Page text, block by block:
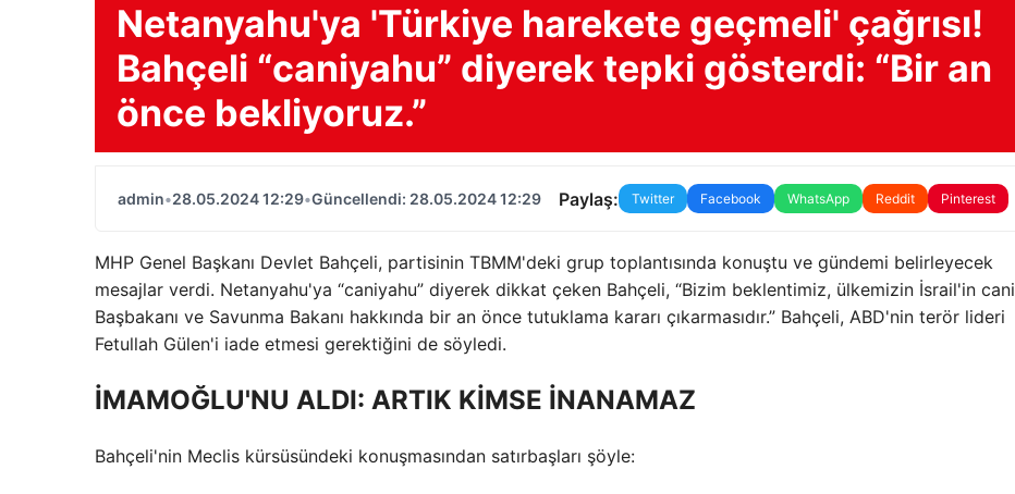
Netanyahu'ya 'Türkiye harekete geçmeli' çağrısı!
Bahçeli “caniyahu” diyerek tepki gösterdi: “Bir an
önce bekliyoruz.”
admin•28.05.2024 12:29•Güncellendi: 28.05.2024 12:29 Paylaş: Twitter Facebook WhatsApp Reddit Pinterest
MHP Genel Başkanı Devlet Bahçeli, partisinin TBMM'deki grup toplantısında konuştu ve gündemi belirleyecek
mesajlar verdi. Netanyahu'ya “caniyahu” diyerek dikkat çeken Bahçeli, “Bizim beklentimiz, ülkemizin İsrail'in cani
Başbakanı ve Savunma Bakanı hakkında bir an önce tutuklama kararı çıkarmasıdır.” Bahçeli, ABD'nin terör lideri
Fetullah Gülen'i iade etmesi gerektiğini de söyledi.
İMAMOĞLU'NU ALDI: ARTIK KİMSE İNANAMAZ
Bahçeli'nin Meclis kürsüsündeki konuşmasından satırbaşları şöyle: